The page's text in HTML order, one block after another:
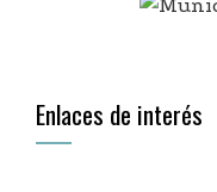
Enlaces de interés